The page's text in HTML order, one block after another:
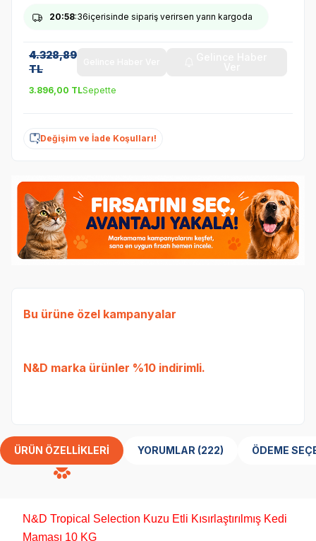
20:58:35içerisinde sipariş verirsen yarın kargoda
4.328,89
TL
3.896,00 TLSepette
Değişim ve İade Koşulları!
Bu ürüne özel kampanyalar
N&D marka ürünler %10 indirimli.
ÜRÜN ÖZELLIKLERI YORUMLAR (222) ÖDEME
N&D Tropical Selection Kuzu Etli Kısırlaştırılmış Kedi
Maması 10 KG